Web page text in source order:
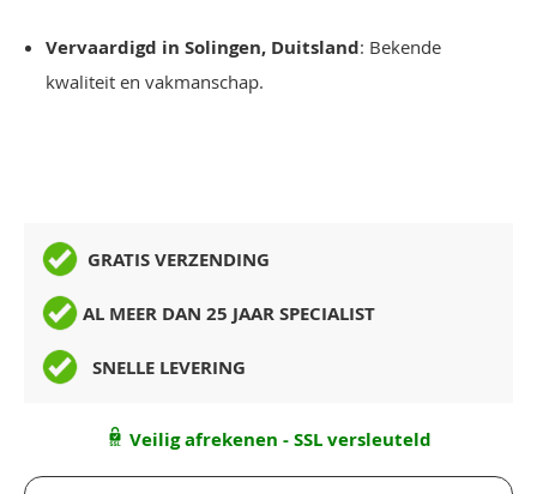
Vervaardigd in Solingen, Duitsland: Bekende
kwaliteit en vakmanschap.
GRATIS VERZENDING
AL MEER DAN 25 JAAR SPECIALIST
SNELLE LEVERING
Veilig afrekenen - SSL versleuteld